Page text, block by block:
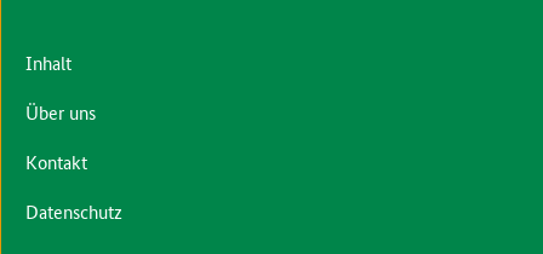
Inhalt
Über uns
Kontakt
Datenschutz